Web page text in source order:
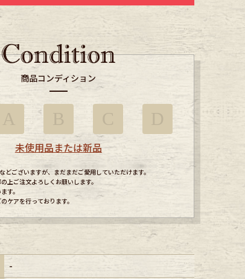
商品コンディション
未使用品または新品
どございますが、まだまだご愛用していただけます。
上ご注文よろしくお願いします。
す。
ケアを行っております。
-